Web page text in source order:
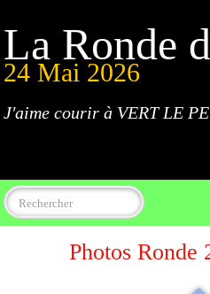
La Ronde
24 Mai 2026
J'aime courir à VERT LE
Accueil
ProgrammePhotos Ronde